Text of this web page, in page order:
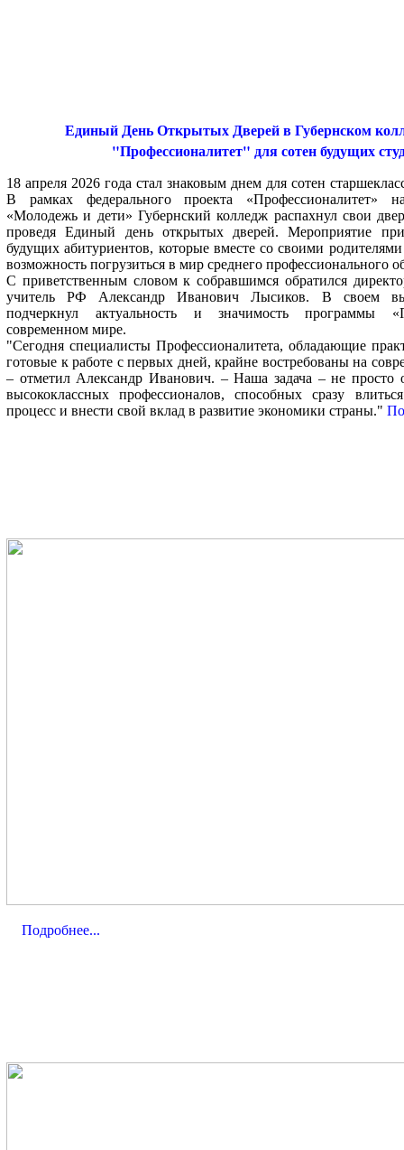
Единый День Открытых Дверей в Губернском
"Профессионалитет" для сотен будущих
18 апреля 2026 года стал знаковым днем для сотен
В рамках федерального проекта «Профессионалитет»
«Молодежь и дети» Губернский колледж распахнул свои
проведя Единый день открытых дверей. Мероприятие
будущих абитуриентов, которые вместе со своими
возможность погрузиться в мир среднего профессионального
С приветственным словом к собравшимся обратился
учитель РФ Александр Иванович Лысиков. В своем
подчеркнул актуальность и значимость программы
современном мире.
"Сегодня специалисты Профессионалитета, обладающие
готовые к работе с первых дней, крайне востребованы на
– отметил Александр Иванович. – Наша задача – не просто
высококлассных профессионалов, способных сразу
процесс и внести свой вклад в развитие экономики страны."
Подробнее...